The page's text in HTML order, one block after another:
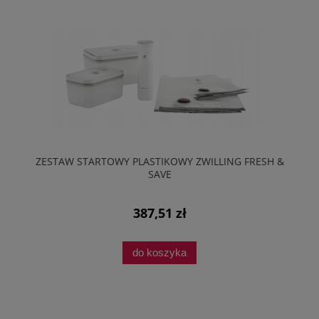
ZESTAW STARTOWY PLASTIKOWY ZWILLING FRESH &
SAVE
387,51 zł
do koszyka